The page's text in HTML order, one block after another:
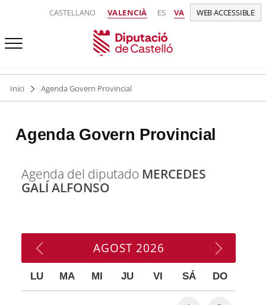
CASTELLANO VALENCIÀ ES VA WEB ACCESSIBLE
Inici Agenda Govern Provincial
Agenda Govern Provincial
Agenda del diputado MERCEDES
GALÍ ALFONSO
AGOST 2026
LU MA MI JU VI SÁ DO